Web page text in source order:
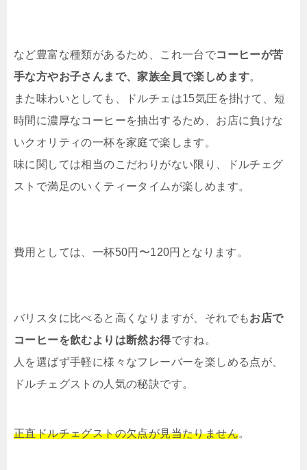
など豊富な種類があるため、これ一台でコーヒーが苦
手な方やお子さんまで、家族全員で楽しめます。
また味わいとしても、ドルチェは15気圧を掛けて、短
時間に濃厚なコーヒーを抽出するため、お店に負けな
いクオリティの一杯を家庭で楽します。
味に関しては相当のこだわりがない限り、ドルチェグ
ストで満足のいくティータイムが楽しめます。
費用としては、一杯50円〜120円となります。
バリスタに比べると高くなりますが、それでもお店で
コーヒーを飲むよりは断然お得ですね。
人を選ばず手軽に様々なフレーバーを楽しめる点が、
ドルチェグストの人気の秘訣です。
正直ドルチェグストの欠点が見当たりません。